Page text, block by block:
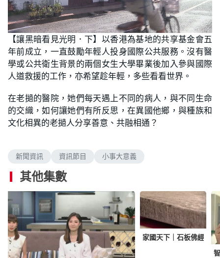
U
n
m
u
L
o
a
d
e
d
:
0
.
7
【讓黑暗看見光明．下】以香港為基地的共享基金會五
年前成立，一直鼓勵年輕人投身國際公共服務。沒有醫
學或公共衛生背景的兩個女生大學畢業後加入參與國際
人道救援的工作，亦希望趁年輕，多些看看世界。
在老撾的醫院，她們每天遇上不同的病人，與不同生命
的交織，如何讓她們有所反思，在異國他鄉，與種族和
文化相異的老撾人分享善意、共融相通？
新聞資訊 資訊節目 小事大意義
其他集數
家國天下｜石板佛經